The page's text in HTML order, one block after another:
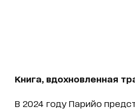
Книга, вдохновленная
В 2024 году Парийо